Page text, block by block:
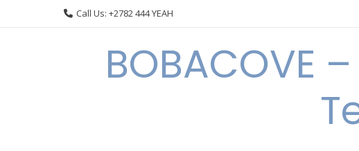
Call Us: +2782 444 YEAH
BOBACOVE